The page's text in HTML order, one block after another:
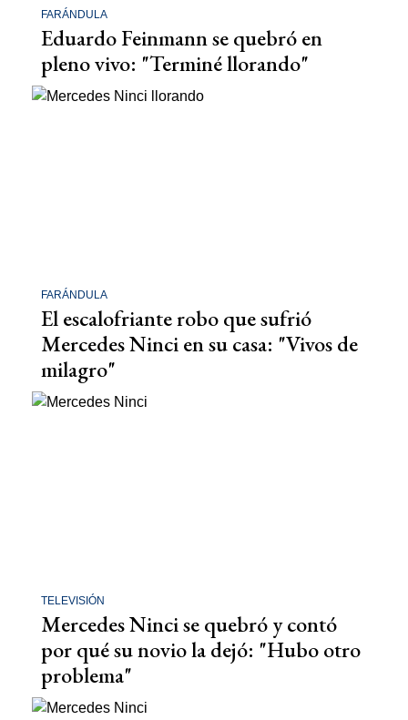
FARÁNDULA
Eduardo Feinmann se quebró en
pleno vivo: "Terminé llorando"
FARÁNDULA
El escalofriante robo que sufrió
Mercedes Ninci en su casa: "Vivos de
milagro"
TELEVISIÓN
Mercedes Ninci se quebró y contó
por qué su novio la dejó: "Hubo otro
problema"